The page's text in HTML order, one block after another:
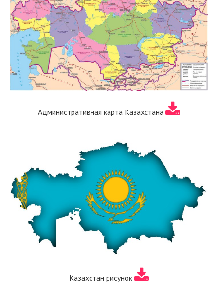
Административная карта Казахстана
Казахстан рисунок